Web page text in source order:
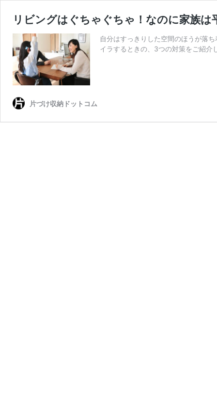
リビングはぐちゃぐちゃ！なのに家族
自分はすっきりした空間のほうが落
イラするときの、3つの対策をご紹介
片づけ収納ドットコム